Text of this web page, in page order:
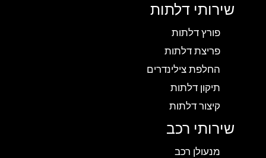
שירותי דלתות
פורץ דלתות
פריצת דלתות
החלפת צילינדרים
תיקון דלתות
קיצור דלתות
שירותי רכב
מנעולן רכב